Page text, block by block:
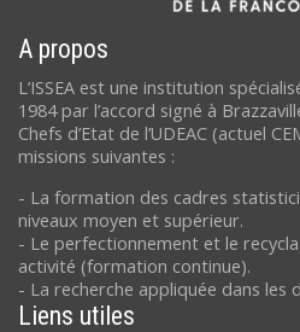
A propos
L’ISSEA est une institution
1984 par l’accord signé à
Chefs d’Etat de l’UDEAC (actuel
missions suivantes :
- La formation des cadres
niveaux moyen et supérieur.
- Le perfectionnement et le
activité (formation continue).
- La recherche appliquée dans les
Liens utiles